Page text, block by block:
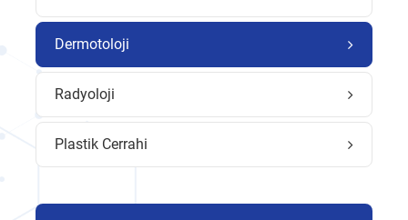
Dermotoloji
Radyoloji
Plastik Cerrahi